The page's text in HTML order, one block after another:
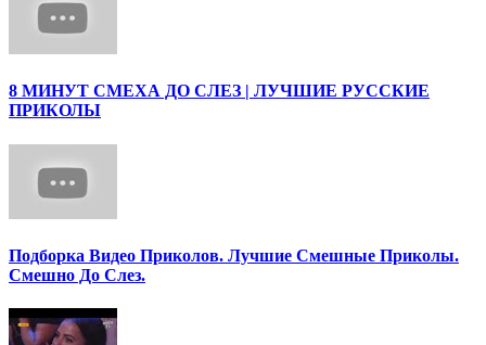
8 МИНУТ СМЕХА ДО СЛЕЗ | ЛУЧШИЕ РУССКИЕ
ПРИКОЛЫ
Подборка Видео Приколов. Лучшие Смешные Приколы.
Смешно До Слез.